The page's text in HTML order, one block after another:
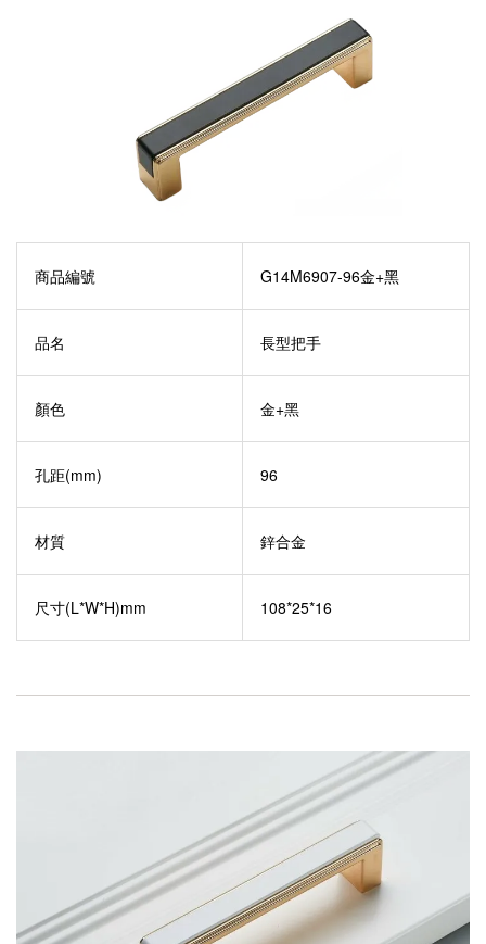
商品編號 G14M6907-96金+黑
品名 長型把手
顏色 金+黑
孔距(mm) 96
材質 鋅合金
尺寸(L*W*H)mm 108*25*16